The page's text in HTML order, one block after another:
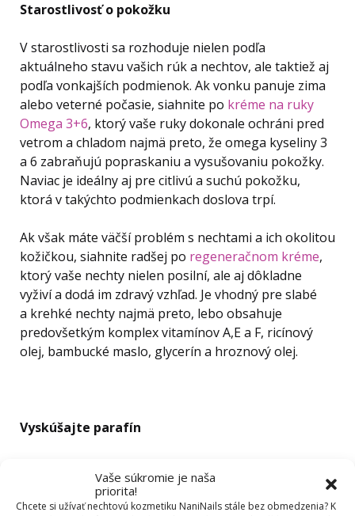
Vaše súkromie je naša
priorita!
Chcete si užívať nechtovú kozmetiku NaniNails stále bez obmedzenia? K
Starostlivosť o pokožku
V starostlivosti sa rozhoduje nielen podľa
aktuálneho stavu vašich rúk a nechtov, ale taktiež aj
podľa vonkajších podmienok. Ak vonku panuje zima
alebo veterné počasie, siahnite po kréme na ruky
Omega 3+6, ktorý vaše ruky dokonale ochráni pred
vetrom a chladom najmä preto, že omega kyseliny 3
a 6 zabraňujú popraskaniu a vysušovaniu pokožky.
Naviac je ideálny aj pre citlivú a suchú pokožku,
ktorá v takýchto podmienkach doslova trpí.
Ak však máte väčší problém s nechtami a ich okolitou
kožičkou, siahnite radšej po regeneračnom kréme,
ktorý vaše nechty nielen posilní, ale aj dôkladne
vyživí a dodá im zdravý vzhľad. Je vhodný pre slabé
a krehké nechty najmä preto, lebo obsahuje
predovšetkým komplex vitamínov A,E a F, ricínový
olej, bambucké maslo, glycerín a hroznový olej.
Vyskúšajte parafín
podporuje vstrebávanie živín a vlhkosti do pokožky
a dokáže tak zaistiť hladké a mäkké ruky, nohy